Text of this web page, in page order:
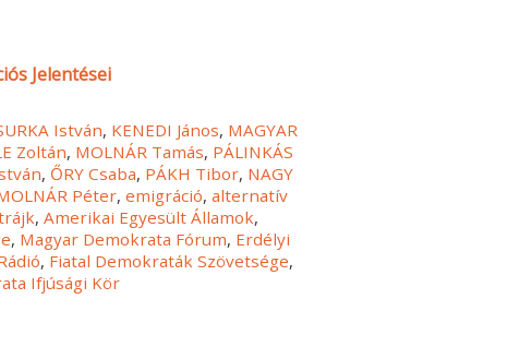
Jelentései
István, KENEDI János, MAGYAR
Zoltán, MOLNÁR Tamás, PÁLINKÁS
, ŐRY Csaba, PÁKH Tibor, NAGY
Péter,emigráció,alternatív
,Amerikai Egyesült Államok,
, Magyar Demokrata Fórum, Erdélyi
, Fiatal Demokraták Szövetsége,
Ifjúsági Kör